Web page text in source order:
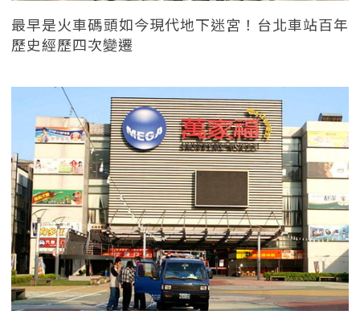
最早是火車碼頭如今現代地下迷宮！台北車站百年
歷史經歷四次變遷